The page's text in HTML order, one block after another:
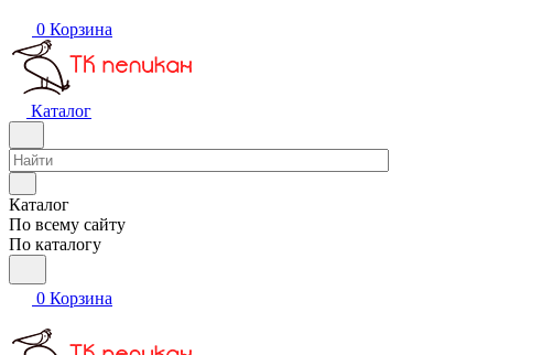
0 Корзина
Каталог
Каталог
По всему сайту
По каталогу
0 Корзина